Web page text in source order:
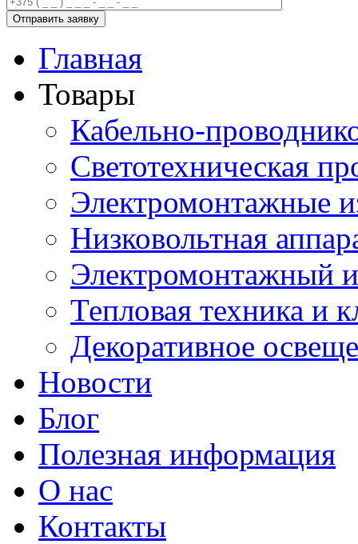
Главная
Товары
Кабельно-
Светотехническая
Электромонтажные
Низковольтная
Электромонтажный
Тепловая техника и
Декоративное
Новости
Блог
Полезная информация
О нас
Контакты